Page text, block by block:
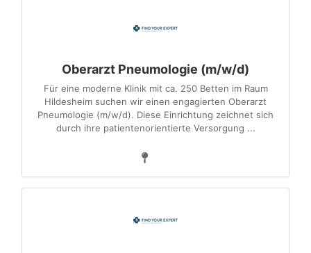
Oberarzt Pneumologie (m/w/d)
Für eine moderne Klinik mit ca. 250 Betten im Raum
Hildesheim suchen wir einen engagierten Oberarzt
Pneumologie (m/w/d). Diese Einrichtung zeichnet sich
durch ihre patientenorientierte Versorgung ...